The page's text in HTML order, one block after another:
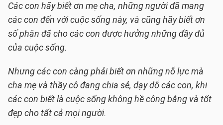
Các con hãy biết ơn mẹ cha, những người đã mang
các con đến với cuộc sống này, và cũng hãy biết ơn
số phận đã cho các con được hưởng những đầy đủ
của cuộc sống.
Nhưng các con càng phải biết ơn những nỗ lực mà
cha mẹ và thầy cô đang chia sẻ, dạy dỗ các con, khi
các con biết là cuộc sống không hề công bằng và tốt
đẹp cho tất cả mọi người.